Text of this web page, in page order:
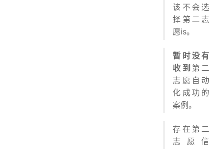
该不会选
择第二志
愿is。
暂时没有
收到 第二
志愿自动
化成功的
案例。
存在第二
志愿信